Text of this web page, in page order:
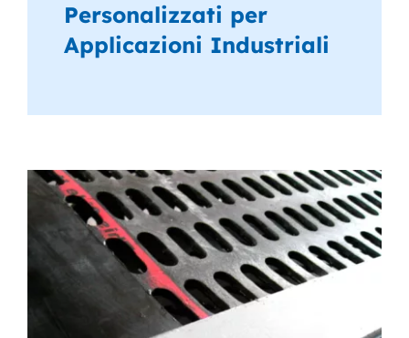
Personalizzati per
Applicazioni Industriali